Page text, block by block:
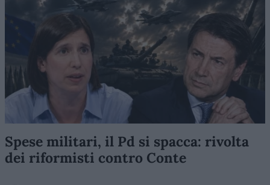
Spese militari, il Pd si spacca: rivolta
dei riformisti contro Conte